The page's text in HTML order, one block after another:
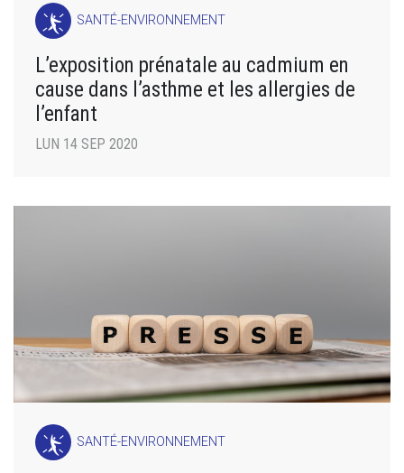
SANTÉ-ENVIRONNEMENT
L’exposition prénatale au cadmium en
cause dans l’asthme et les allergies de
l’enfant
LUN 14 SEP 2020
SANTÉ-ENVIRONNEMENT